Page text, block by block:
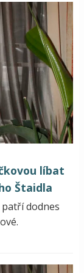
líbat
Štaidla
patří dodnes